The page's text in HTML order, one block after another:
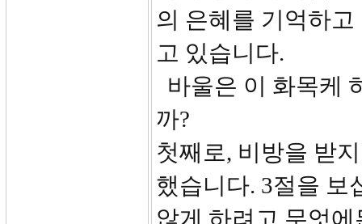
의 은혜를 기억하
고 있습니다.
바울은 이 화목케
까?
첫째로, 비방을 받
했습니다. 3절을 보
않게 하려고 무엇